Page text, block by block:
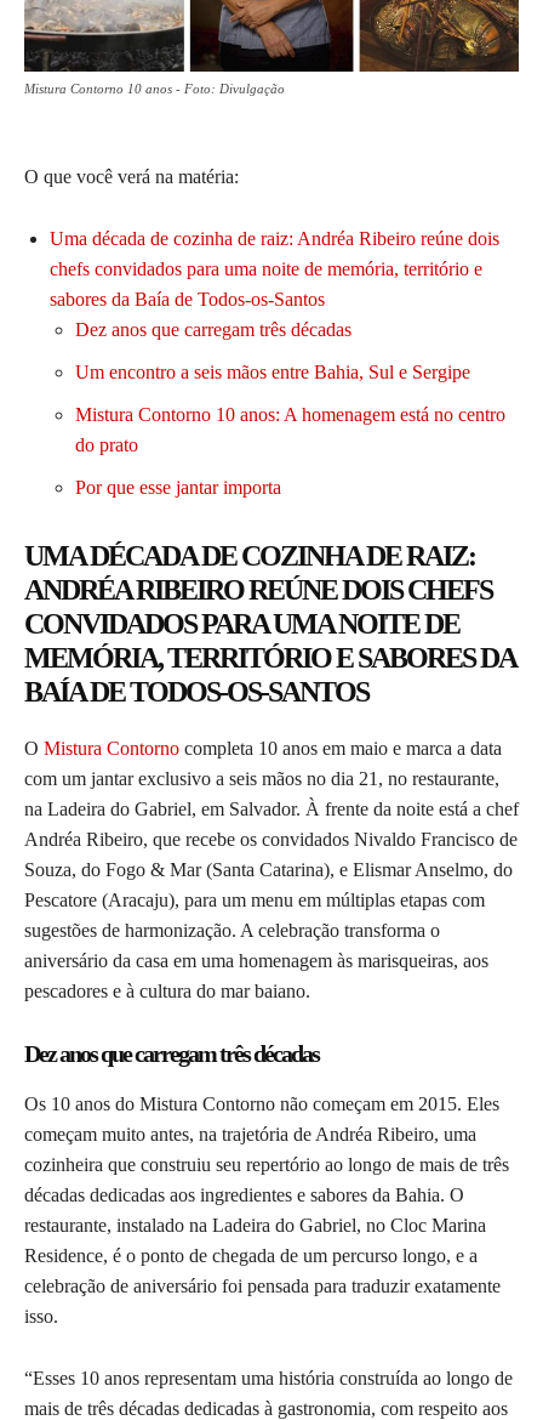
Mistura Contorno 10 anos - Foto: Divulgação
O que você verá na matéria:
Uma década de cozinha de raiz: Andréa Ribeiro reúne dois
chefs convidados para uma noite de memória, território e
sabores da Baía de Todos-os-Santos
Dez anos que carregam três décadas
Um encontro a seis mãos entre Bahia, Sul e Sergipe
Mistura Contorno 10 anos: A homenagem está no centro
do prato
Por que esse jantar importa
UMA DÉCADA DE COZINHA DE RAIZ:
ANDRÉA RIBEIRO REÚNE DOIS CHEFS
CONVIDADOS PARA UMA NOITE DE
MEMÓRIA, TERRITÓRIO E SABORES DA
BAÍA DE TODOS-OS-SANTOS
O Mistura Contorno completa 10 anos em maio e marca a data
com um jantar exclusivo a seis mãos no dia 21, no restaurante,
na Ladeira do Gabriel, em Salvador. À frente da noite está a chef
Andréa Ribeiro, que recebe os convidados Nivaldo Francisco de
Souza, do Fogo & Mar (Santa Catarina), e Elismar Anselmo, do
Pescatore (Aracaju), para um menu em múltiplas etapas com
sugestões de harmonização. A celebração transforma o
aniversário da casa em uma homenagem às marisqueiras, aos
pescadores e à cultura do mar baiano.
Dez anos que carregam três décadas
Os 10 anos do Mistura Contorno não começam em 2015. Eles
começam muito antes, na trajetória de Andréa Ribeiro, uma
cozinheira que construiu seu repertório ao longo de mais de três
décadas dedicadas aos ingredientes e sabores da Bahia. O
restaurante, instalado na Ladeira do Gabriel, no Cloc Marina
Residence, é o ponto de chegada de um percurso longo, e a
celebração de aniversário foi pensada para traduzir exatamente
isso.
“Esses 10 anos representam uma história construída ao longo de
mais de três décadas dedicadas à gastronomia, com respeito aos